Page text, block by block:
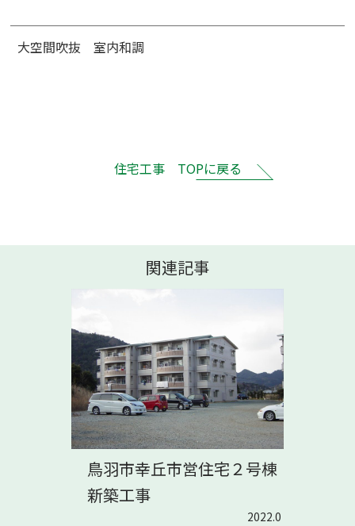
大空間吹抜 室内和調
住宅工事 TOPに戻る
関連記事
鳥羽市幸丘市営住宅２号棟
新築工事
2022.0